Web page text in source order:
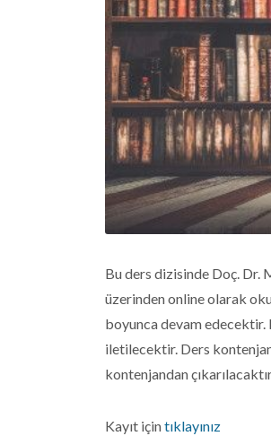
Bu ders dizisinde Doç. Dr.
üzerinden online olarak
boyunca devam edecektir.
iletilecektir. Ders
kontenjandan
Kayıt içintıklayınız